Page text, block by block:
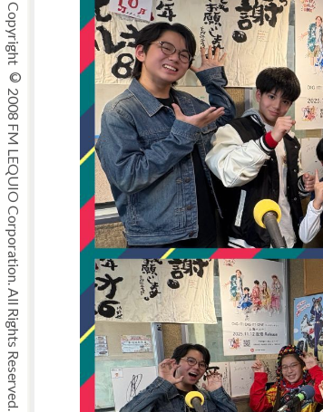
Copyright © 2008 FM LEQUIO Corporation. All Rights Reserved.